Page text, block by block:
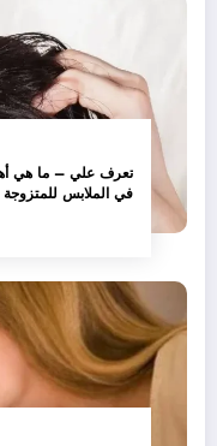
تعرف علي – ما هي أهم
في الملابس